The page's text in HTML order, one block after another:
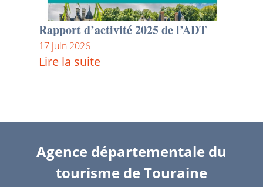
Rapport d’activité 2025 de l’ADT
17 juin 2026
Lire la suite
Agence départementale du
tourisme de Touraine